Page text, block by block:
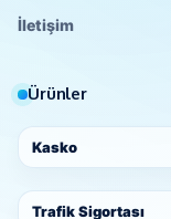
İletişim
Ürünler
Kasko
Trafik Sigortası